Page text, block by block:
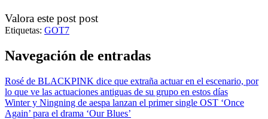
Valora este post post
Etiquetas: GOT7
Navegación de entradas
Rosé de BLACKPINK dice que extraña actuar en el escenario, por
lo que ve las actuaciones antiguas de su grupo en estos días
Winter y Ningning de aespa lanzan el primer single OST ‘Once
Again’ para el drama ‘Our Blues’